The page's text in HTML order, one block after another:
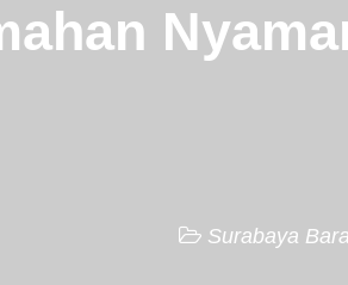
Surabaya